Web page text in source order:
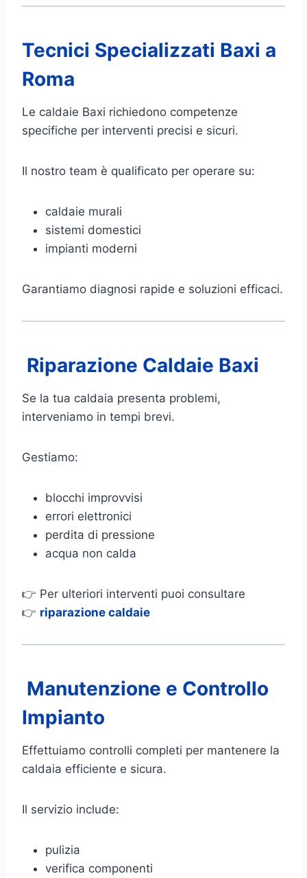
Tecnici Specializzati Baxi a
Roma
Le caldaie Baxi richiedono competenze
specifiche per interventi precisi e sicuri.
Il nostro team è qualificato per operare su:
caldaie murali
sistemi domestici
impianti moderni
Garantiamo diagnosi rapide e soluzioni efficaci.
Riparazione Caldaie Baxi
Se la tua caldaia presenta problemi,
interveniamo in tempi brevi.
Gestiamo:
blocchi improvvisi
errori elettronici
perdita di pressione
acqua non calda
👉 Per ulteriori interventi puoi consultare
👉 riparazione caldaie
Manutenzione e Controllo
Impianto
Effettuiamo controlli completi per mantenere la
caldaia efficiente e sicura.
Il servizio include:
pulizia
verifica componenti